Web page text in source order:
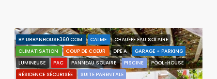
BY URBANHOUSE360.COM CALME
CHAUFFE EAU SOLAIRE
CLIMATISATION
COUP DE COEUR DPE A
GARAGE + PARKING
LUMINEUSE
PAC PANNEAU SOLAIRE PISCINE
POOL-HOUSE
RÉSIDENCE SÉCURISÉE
SUITE PARENTALE